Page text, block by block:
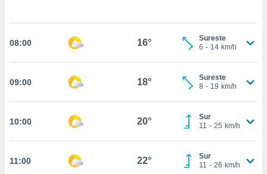
cookies
aceptar
En
08:00 16°
Sureste
6 - 14 km/h
09:00 18°
Sureste
8 - 19 km/h
10:00 20°
Sur
11 - 25 km/h
11:00 22°
Sur
11 - 26 km/h